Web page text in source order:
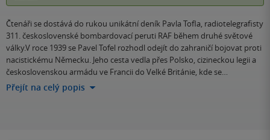
Čtenáři se dostává do rukou unikátní deník Pavla Tofla, radiotelegrafisty
311. československé bombardovací peruti RAF během druhé světové
války.V roce 1939 se Pavel Tofel rozhodl odejít do zahraničí bojovat proti
nacistickému Německu. Jeho cesta vedla přes Polsko, cizineckou legii a
československou armádu ve Francii do Velké Británie, kde se…
Přejít na celý popis